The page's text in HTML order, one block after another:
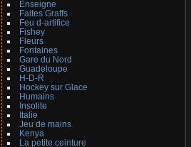
Enseigne
Faites Graffs
Feu d-artifice
Fishey
Fleurs
Fontaines
Gare du Nord
Guadeloupe
H-D-R
Hockey sur Glace
Humains
Insolite
Italie
Jeu de mains
Kenya
La petite ceinture